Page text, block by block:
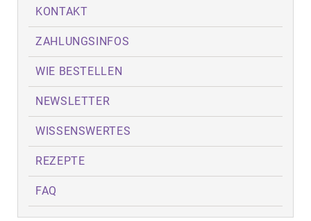
KONTAKT
ZAHLUNGSINFOS
WIE BESTELLEN
NEWSLETTER
WISSENSWERTES
REZEPTE
FAQ